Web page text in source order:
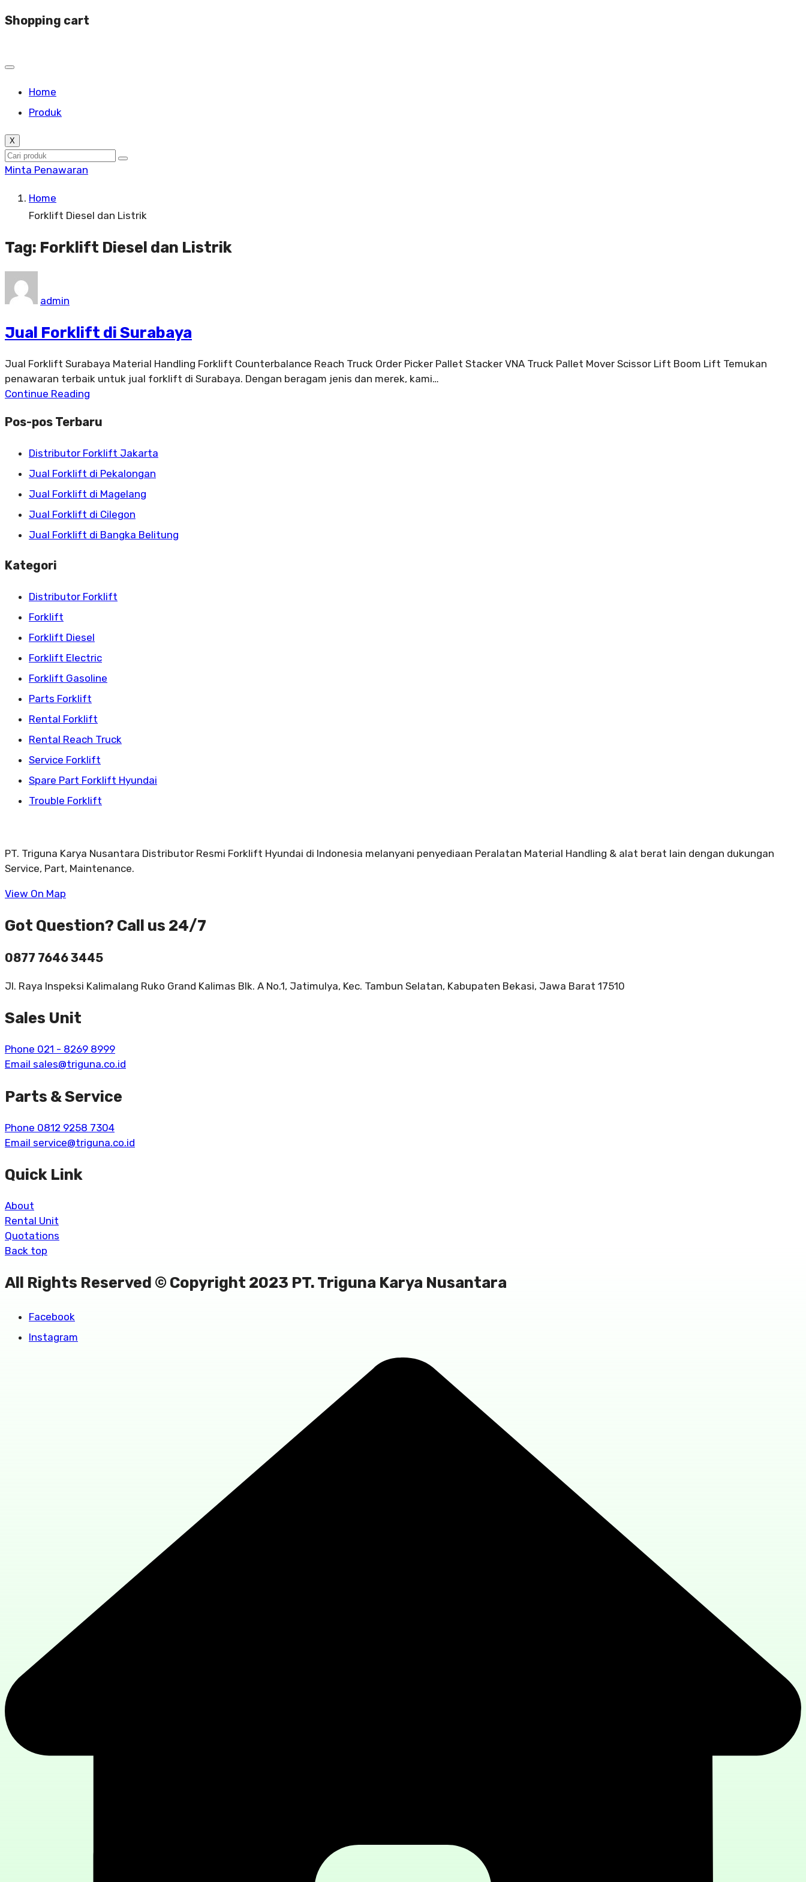
Shopping cart
Home
Produk
X
Minta Penawaran
Home
Forklift Diesel dan Listrik
Tag: Forklift Diesel dan Listrik
admin
Jual Forklift di Surabaya
Jual Forklift Surabaya Material Handling Forklift Counterbalance Reach Truck Order Picker Pallet Stacker VNA Truck Pallet Mover Scissor Lift Boom Lift Temukan
penawaran terbaik untuk jual forklift di Surabaya. Dengan beragam jenis dan merek, kami…
Continue Reading
Pos-pos Terbaru
Distributor Forklift Jakarta
Jual Forklift di Pekalongan
Jual Forklift di Magelang
Jual Forklift di Cilegon
Jual Forklift di Bangka Belitung
Kategori
Distributor Forklift
Forklift
Forklift Diesel
Forklift Electric
Forklift Gasoline
Parts Forklift
Rental Forklift
Rental Reach Truck
Service Forklift
Spare Part Forklift Hyundai
Trouble Forklift
PT. Triguna Karya Nusantara Distributor Resmi Forklift Hyundai di Indonesia melanyani penyediaan Peralatan Material Handling & alat berat lain dengan dukungan
Service, Part, Maintenance.
View On Map
Got Question? Call us 24/7
0877 7646 3445
Jl. Raya Inspeksi Kalimalang Ruko Grand Kalimas Blk. A No.1, Jatimulya, Kec. Tambun Selatan, Kabupaten Bekasi, Jawa Barat 17510
Sales Unit
Phone 021 - 8269 8999
Email sales@triguna.co.id
Parts & Service
Phone 0812 9258 7304
Email service@triguna.co.id
Quick Link
About
Rental Unit
Quotations
Back top
All Rights Reserved © Copyright 2023 PT. Triguna Karya Nusantara
Facebook
Instagram